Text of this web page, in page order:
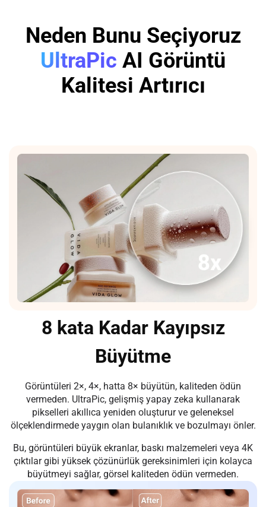
Neden Bunu Seçiyoruz
UltraPic AI Görüntü
Kalitesi Artırıcı
8 kata Kadar Kayıpsız
Büyütme
Görüntüleri 2×, 4×, hatta 8× büyütün, kaliteden ödün
vermeden. UltraPic, gelişmiş yapay zeka kullanarak
pikselleri akıllıca yeniden oluşturur ve geleneksel
ölçeklendirmede yaygın olan bulanıklık ve bozulmayı önler.
Bu, görüntüleri büyük ekranlar, baskı malzemeleri veya 4K
çıktılar gibi yüksek çözünürlük gereksinimleri için kolayca
büyütmeyi sağlar, görsel kaliteden ödün vermeden.